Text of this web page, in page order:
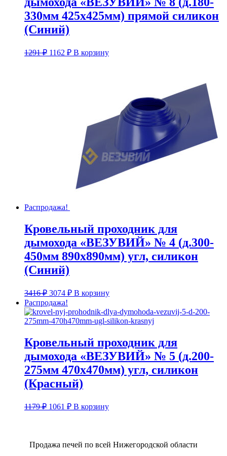
330мм 425х425мм) прямой силикон
(Синий)
1291₽ Первоначальная
1162 ₽Текущая
цена:
В корзину
Распродажа!
Кровельный проходник для
дымохода «ВЕЗУВИЙ» № 4 (д.300-
450мм 890х890мм) угл, силикон
(Синий)
3416₽ Первоначальная
цена
составляла
3416 ₽.
3074 ₽Текущая
цена:
3074 ₽.
В корзину
Распродажа!
Кровельный проходник для
дымохода «ВЕЗУВИЙ» № 5 (д.200-
275мм 470х470мм) угл, силикон
(Красный)
1179₽ Первоначальная
1061 ₽Текущая
цена:
В корзину
Продажа печей по всей Нижегородской области